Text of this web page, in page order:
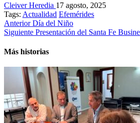
Cleiver Heredia 17 agosto, 2025
Tags: Actualidad Efemérides
Post
navigation
AnteriorDía del Niño
Siguiente Presentación del Santa Fe
Más historias